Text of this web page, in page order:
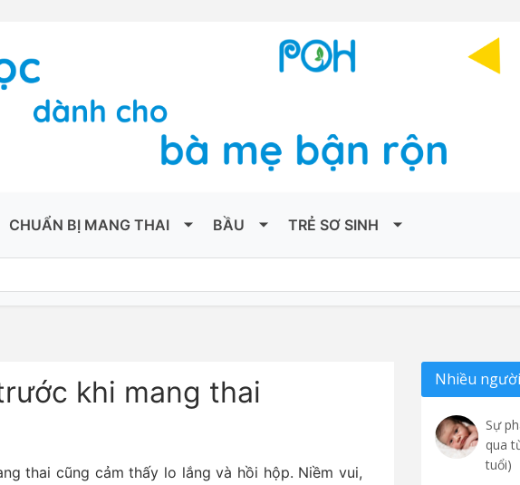
CHUẨN BỊ MANG THAI BẦU TRẺ SƠ SINH
khi mang thai
thai cũng cảm thấy lo lắng và hồi hộp. Niềm vui,
Nhiều
Sự
qua
tuổi)